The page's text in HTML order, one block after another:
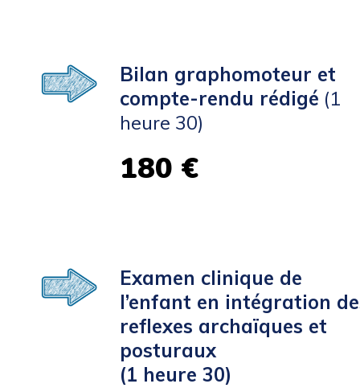
Bilan graphomoteur et
compte-rendu rédigé (1
heure 30)
180 €
Examen clinique de
l’enfant en intégration
reflexes archaïques et
posturaux
(1 heure 30)